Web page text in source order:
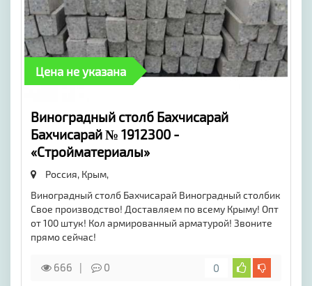
Цена не указана
Виноградный столб Бахчисарай
Бахчисарай № 1912300 -
«Стройматериалы»
Россия, Крым,
Виноградный столб Бахчисарай Виноградный столбик
Свое производство! Доставляем по всему Крыму! Опт
от 100 штук! Кол армированный арматурой! Звоните
прямо сейчас!
666 0 0